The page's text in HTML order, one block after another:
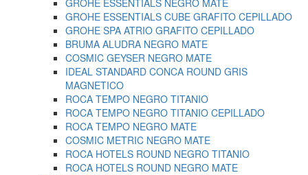
GROHE ESSENTIALS CUBE GRAFITO CEPILLADO
GROHE SPA ATRIO GRAFITO CEPILLADO
BRUMA ALUDRA NEGRO MATE
COSMIC GEYSER NEGRO MATE
IDEAL STANDARD CONCA ROUND GRIS
MAGNETICO
ROCA TEMPO NEGRO TITANIO
ROCA TEMPO NEGRO TITANIO CEPILLADO
ROCA TEMPO NEGRO MATE
COSMIC METRIC NEGRO MATE
ROCA HOTELS ROUND NEGRO TITANIO
ROCA HOTELS ROUND NEGRO MATE